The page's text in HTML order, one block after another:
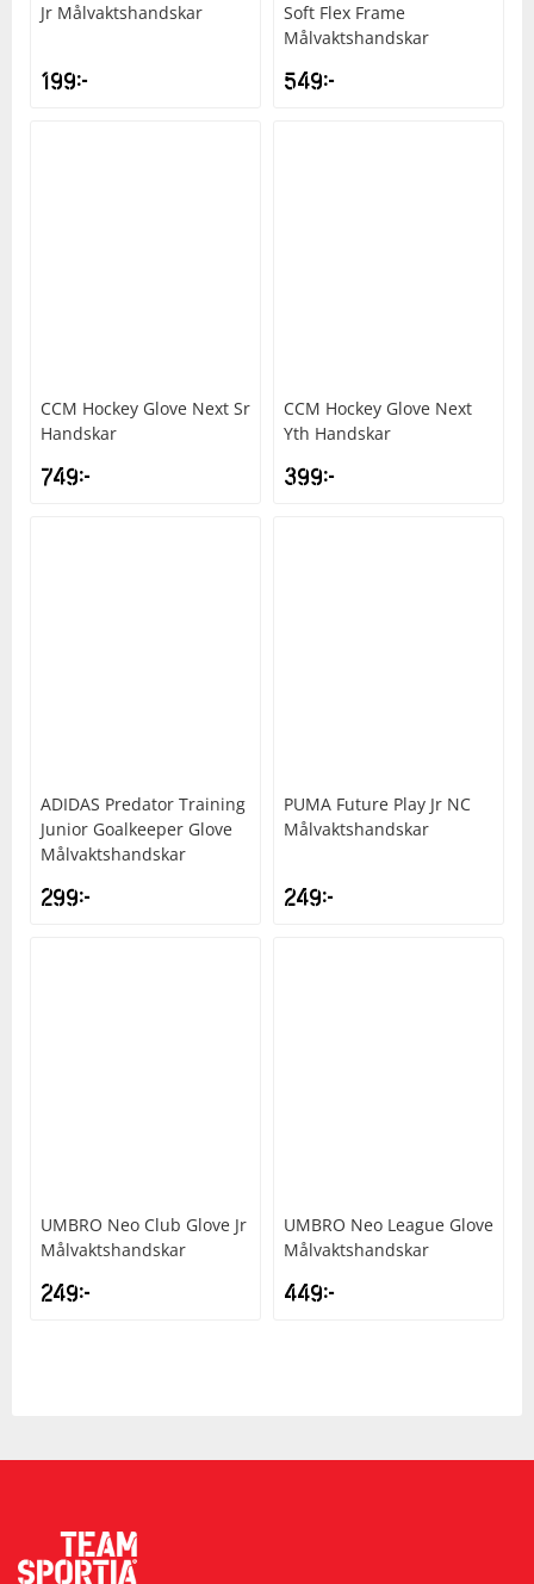
Jr Målvaktshandskar
199kr
Soft Flex Frame
Målvaktshandskar
549kr
CCM Hockey Glove Next Sr
Handskar
749kr
CCM Hockey Glove Next
Yth Handskar
399kr
ADIDAS Predator Training
Junior Goalkeeper Glove
Målvaktshandskar
299kr
PUMA Future Play Jr NC
Målvaktshandskar
249kr
UMBRO Neo Club Glove Jr
Målvaktshandskar
249kr
UMBRO Neo League Glove
Målvaktshandskar
449kr